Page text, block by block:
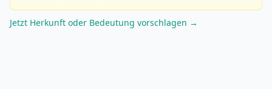
Jetzt Herkunft oder Bedeutung vorschlagen →